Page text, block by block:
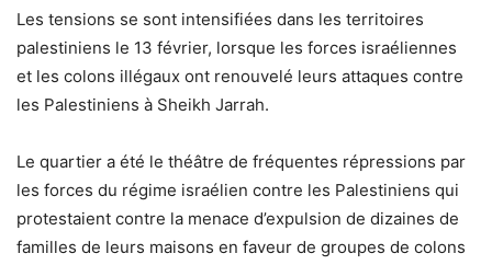
Les tensions se sont intensifiées dans les territoires
palestiniens le 13 février, lorsque les forces israéliennes
et les colons illégaux ont renouvelé leurs attaques contre
les Palestiniens à Sheikh Jarrah.
Le quartier a été le théâtre de fréquentes répressions par
les forces du régime israélien contre les Palestiniens qui
protestaient contre la menace d’expulsion de dizaines de
familles de leurs maisons en faveur de groupes de colons